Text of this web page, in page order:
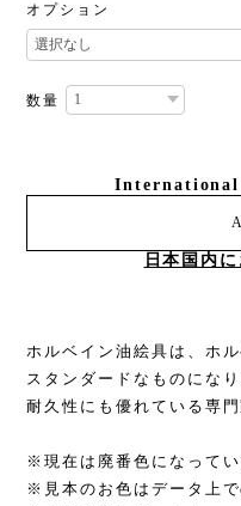
オプション
数量
日本国内
ホルベイン油絵具は、ホ
スタンダードなものにな
耐久性にも優れている専門
※現在は廃番色になってい
※見本のお色はデータ上